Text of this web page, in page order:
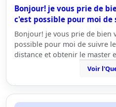
Bonjour! je vous prie de
c'est possible pour moi de
Bonjour! je vous prie de bien
possible pour moi de suivre
distance et obtenir le master
Voir